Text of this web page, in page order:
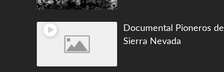
Documental Pioneros de
Sierra Nevada